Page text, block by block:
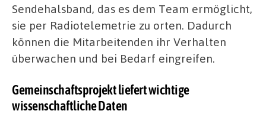
Sendehalsband, das es dem Team ermöglicht,
sie per Radiotelemetrie zu orten. Dadurch
können die Mitarbeitenden ihr Verhalten
überwachen und bei Bedarf eingreifen.
Gemeinschaftsprojekt liefert wichtige
wissenschaftliche Daten